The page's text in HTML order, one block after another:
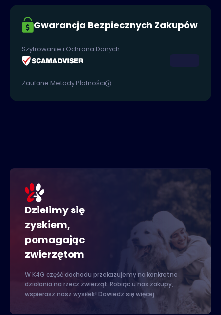
Gwarancja Bezpiecznych Zakupów
Szyfrowanie i Ochrona Danych
Zaufane Metody Płatności
Dzielimy się
zyskiem,
pomagając
zwierzętom
W K4G część dochodu przekazujemy na konkretne
działania na rzecz zwierząt. Robiąc u nas zakupy,
wspierasz nasz wysiłek! Dowiedz się więcej